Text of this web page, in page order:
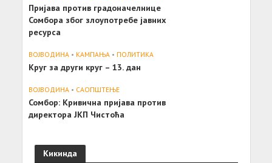
Пријава против градоначелнице
Сомбора због злоупотребе јавних
ресурса
ВОЈВОДИНА • КАМПАЊА • ПОЛИТИКА
Круг за други круг – 13. дан
ВОЈВОДИНА • САОПШТЕЊE
Сомбор: Кривична пријава против
директора ЈКП Чистоћа
Кикинда